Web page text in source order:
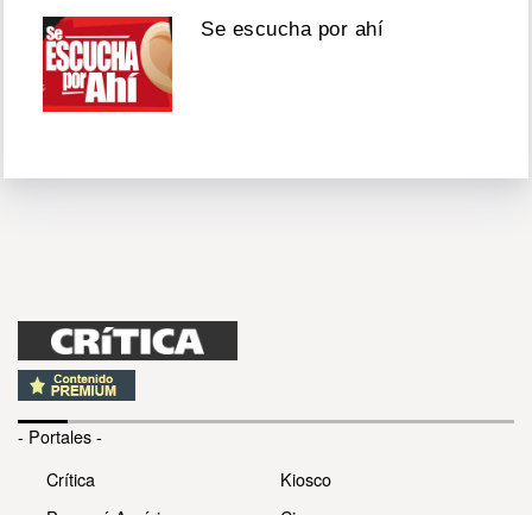
Se escucha por ahí
- Portales -
Crítica
Kiosco